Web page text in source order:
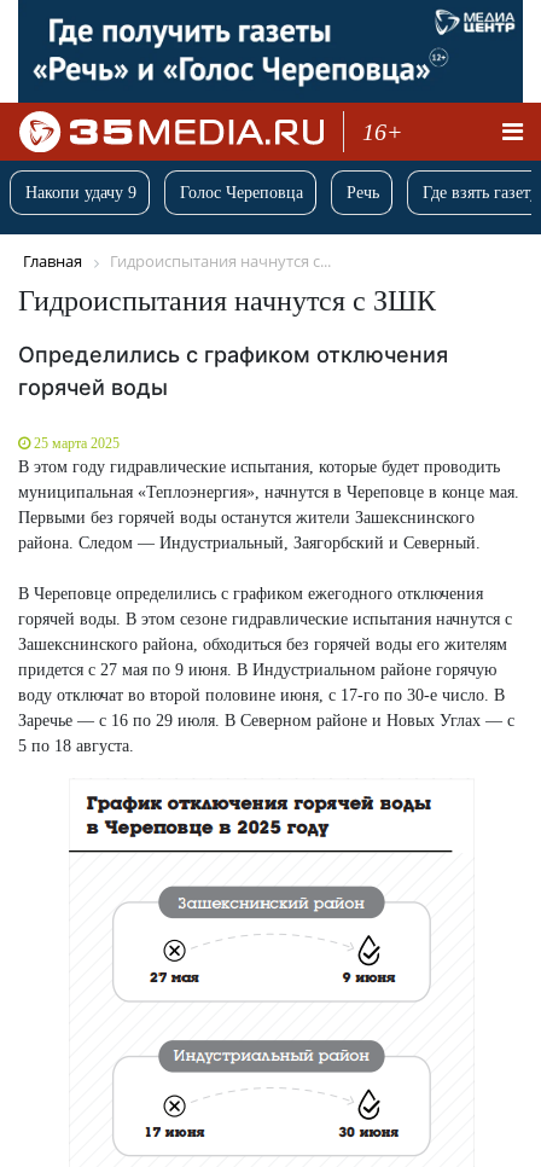
16+
Накопи удачу 9 Голос Череповца Речь Где взять
Главная Гидроиспытания начнутся с...
Гидроиспытания начнутся с ЗШК
Определились с графиком отключения
горячей воды
25 марта 2025
В этом году гидравлические испытания, которые будет проводить
муниципальная «Теплоэнергия», начнутся в Череповце в конце мая.
Первыми без горячей воды останутся жители Зашекснинского
района. Следом — Индустриальный, Заягорбский и Северный.
В Череповце определились с графиком ежегодного отключения
горячей воды. В этом сезоне гидравлические испытания начнутся с
Зашекснинского района, обходиться без горячей воды его жителям
придется с 27 мая по 9 июня. В Индустриальном районе горячую
воду отключат во второй половине июня, с 17-го по 30-е число. В
Заречье — с 16 по 29 июля. В Северном районе и Новых Углах — с
5 по 18 августа.